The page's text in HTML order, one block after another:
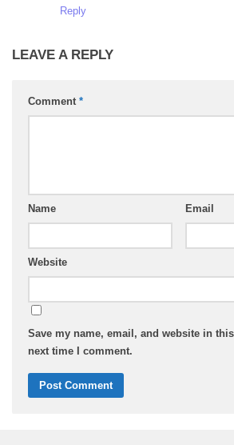
Reply
LEAVE A REPLY
Comment *
Name Email
Website
Save my name, email, and website in
next time I comment.